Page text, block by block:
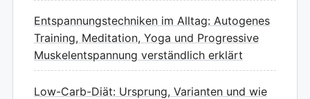
Entspannungstechniken im Alltag: Autogenes
Training, Meditation, Yoga und Progressive
Muskelentspannung verständlich erklärt
Low-Carb-Diät: Ursprung, Varianten und wie